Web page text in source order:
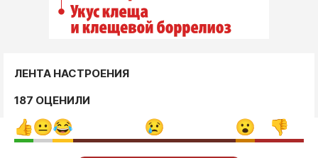
ЛЕНТА НАСТРОЕНИЯ
187 ОЦЕНИЛИ